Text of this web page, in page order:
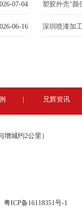
07-04
06-16 深圳喷漆加
兄辉资讯
城约2公里）
粤ICP备16118351号-1